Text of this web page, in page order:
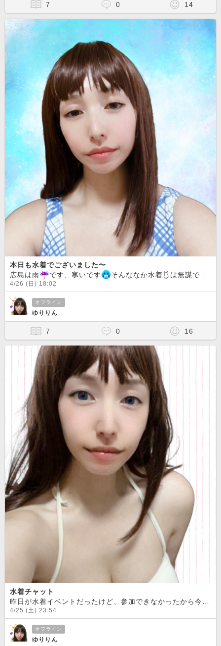
7 0 14
本日も水着でございました〜
広島は雨
です、寒いです そんななか水着🩱は無謀で…もう少し暖かくなってもらえると嬉しいんだけど
4/26 (日) 18:02
オフライン
ゆりりん
7 0 16
水着チャット
4/25 (土) 23:54
オフライン
ゆりりん